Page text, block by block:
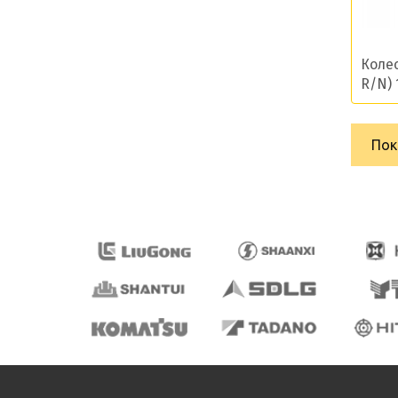
Поршневая группа
Приборы
Проводка
R/N)